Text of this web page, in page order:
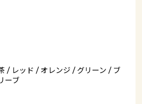
/ レッド / オレンジ / グリーン / ブ
ーブ